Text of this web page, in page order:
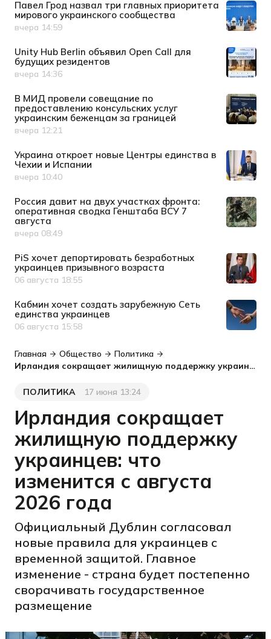
Павел Грод назвал три главных приоритета
мирового украинского сообщества
Дата публикации
вчера 14:59
Unity Hub Berlin объявил Open Call для
будущих резидентов
Дата публикации
вчера 14:36
В МИД провели совещание по
предоставлению консульских услуг
украинским беженцам за границей
Дата публикации
вчера 12:21
Украина откроет новые Центры единства в
Чехии и Испании
Дата публикации
вчера 10:40
Россия давит на двух участках фронта:
оперативная сводка Генштаба ВСУ 7
августа
Дата публикации
вчера 08:49
PiS хочет депортировать безработных
украинцев призывного возраста
Дата публикации
06 августа 18:55
Кабмин хочет создать зарубежную Сеть
единства украинцев
Дата публикации
06 августа 15:58
Главная Общество
Политика
Ирландия сокращает жилищную поддержку украинцев: что изменится с августа 2026 года
Категория
ПОЛИТИКА
Дата публикации
17 июня 13:24
Ирландия сокращает
жилищную поддержку
украинцев: что
изменится с августа
2026 года
Официальный Дублин согласовал
новые правила для украинцев с
временной защитой. Главное
изменение - страна будет постепенно
сворачивать государственное
размещение